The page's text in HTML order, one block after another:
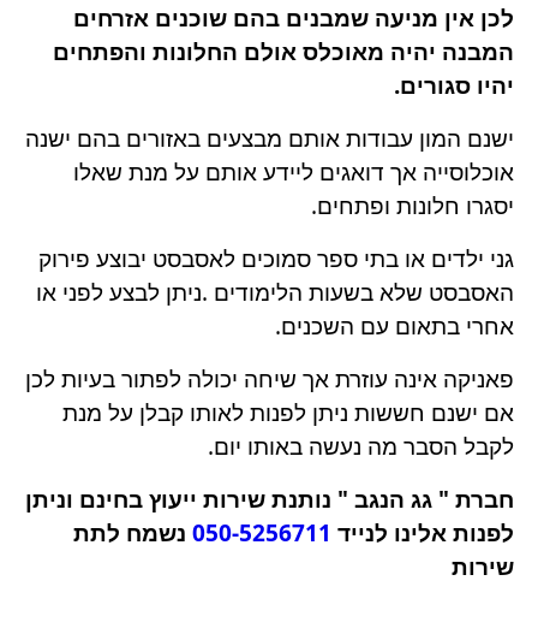
לכן אין מניעה שמבנים בהם שוכנים אזרחים
המבנה יהיה מאוכלס אולם החלונות והפתחים
יהיו סגורים.
ישנם המון עבודות אותם מבצעים באזורים בהם ישנה
אוכלוסייה אך דואגים ליידע אותם על מנת שאלו
יסגרו חלונות ופתחים.
גני ילדים או בתי ספר סמוכים לאסבסט יבוצע פירוק
האסבסט שלא בשעות הלימודים .ניתן לבצע לפני או
אחרי בתאום עם השכנים.
פאניקה אינה עוזרת אך שיחה יכולה לפתור בעיות לכן
אם ישנם חששות ניתן לפנות לאותו קבלן על מנת
לקבל הסבר מה נעשה באותו יום.
חברת " גג הנגב " נותנת שירות ייעוץ בחינם וניתן
לפנות אלינו לנייד 050-5256711 נשמח לתת
שירות